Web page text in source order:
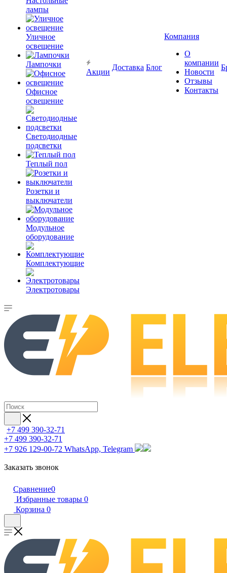
лампы
Уличное
освещение
Лампочки
Офисное
освещение
Светодиодные
подсветки
Теплый пол
Розетки и
выключатели
Модульное
оборудование
Комплектующие
Электротовары
Акции
Доставка Блог
Компания
О
компании
Новости
Отзывы
Контакты
+7 499 390-32-71
+7 499 390-32-71
+7 926 129-00-72 WhatsApp, Telegram
Заказать звонок
Сравнение0
Избранные товары 0
Корзина 0